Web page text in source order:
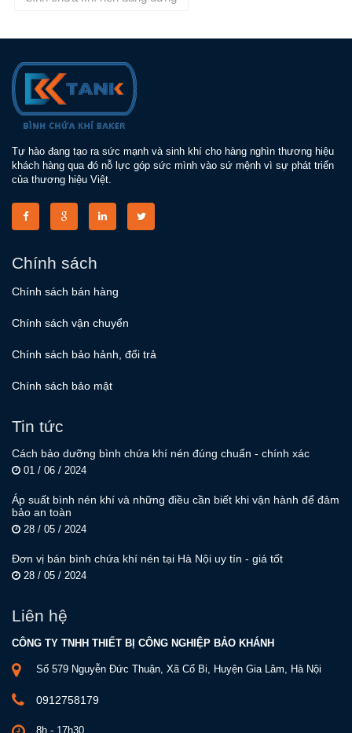
Tự hào đang tạo ra sức mạnh và sinh khí cho hàng nghìn thương hiệu
khách hàng qua đó nỗ lực góp sức mình vào sứ mệnh vì sự phát triển
của thương hiệu Việt.
Chính sách
Chính sách bán hàng
Chính sách vận chuyển
Chính sách bảo hảnh, đổi trả
Chính sách bảo mật
Tin tức
Cách bảo dưỡng bình chứa khí nén đúng chuẩn - chính xác
01 / 06 / 2024
Áp suất bình nén khí và những điều cần biết khi vận hành để đảm
bảo an toàn
28 / 05 / 2024
Đơn vị bán bình chứa khí nén tại Hà Nội uy tín - giá tốt
28 / 05 / 2024
Liên hệ
CÔNG TY TNHH THIẾT BỊ CÔNG NGHIỆP BẢO KHÁNH
Số 579 Nguyễn Đức Thuận, Xã Cổ Bi, Huyện Gia Lâm, Hà Nội
0912758179
8h - 17h30